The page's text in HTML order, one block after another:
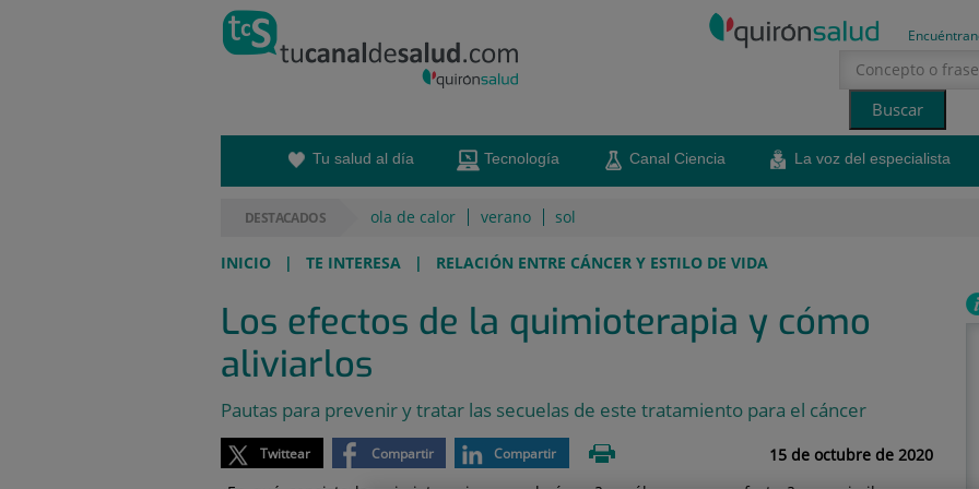
Saltar
al
contenido
Tu salud al día Tecnología Canal Ciencia La voz del especialista
DESTACADOS ola de calor verano sol
INICIO | TE INTERESA | RELACIÓN ENTRE CÁNCER Y ESTILO DE VIDA
Los efectos de la quimioterapia y cómo
aliviarlos
Pautas para prevenir y tratar las secuelas de este tratamiento para el cáncer
Twittear Compartir Compartir 15 de octubre de 2020